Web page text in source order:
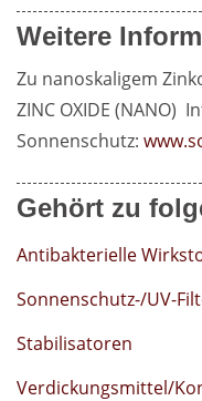
Weitere
Zu nanoskaligem
ZINC OXIDE (NANO)
Sonnenschutz:
Gehört zu
Antibakterielle
Sonnenschutz-/UV-
Stabilisatoren
Verdickungsmittel/